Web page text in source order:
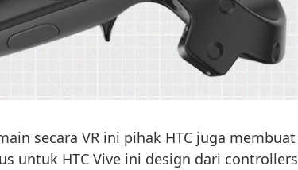
secara VR ini pihak HTC juga membuat
untuk HTC Vive ini design dari controllers